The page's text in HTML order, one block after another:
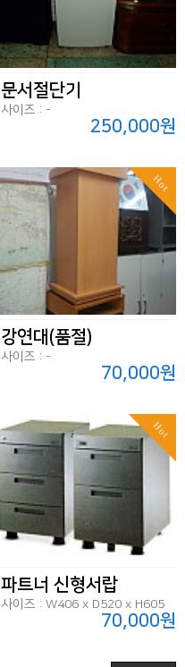
문서절단기
사이즈 : -
250,000원
Hot
강연대(품절)
사이즈 : -
70,000원
Hot
파트너 신형서랍
사이즈 : W406 x D520 x H605
70,000원